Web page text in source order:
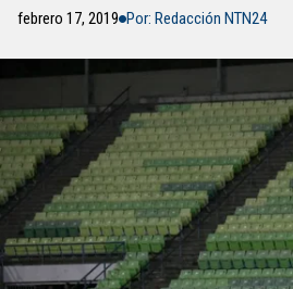
febrero 17, 2019 Por: Redacción NTN24